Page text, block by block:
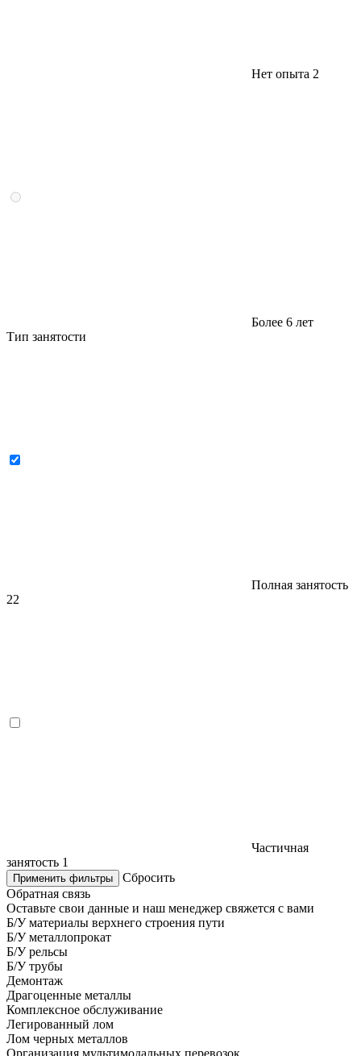
Нет опыта 2
Более 6 лет
Тип занятости
Полная занятость
22
Частичная
занятость 1
Применить фильтры
Сбросить
Обратная связь
Оставьте свои данные и наш менеджер свяжется с вами
Б/У материалы верхнего строения пути
Б/У металлопрокат
Б/У рельсы
Б/У трубы
Демонтаж
Драгоценные металлы
Комплексное обслуживание
Легированный лом
Лом черных металлов
Организация мультимодальных перевозок